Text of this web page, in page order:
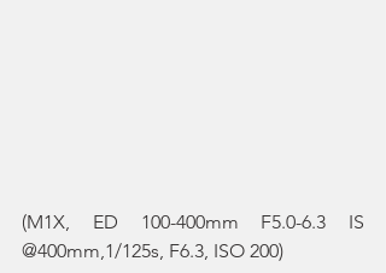
(M1X, ED 100-400mm F5.0-6.3 IS
@400mm,1/125s, F6.3, ISO 200)